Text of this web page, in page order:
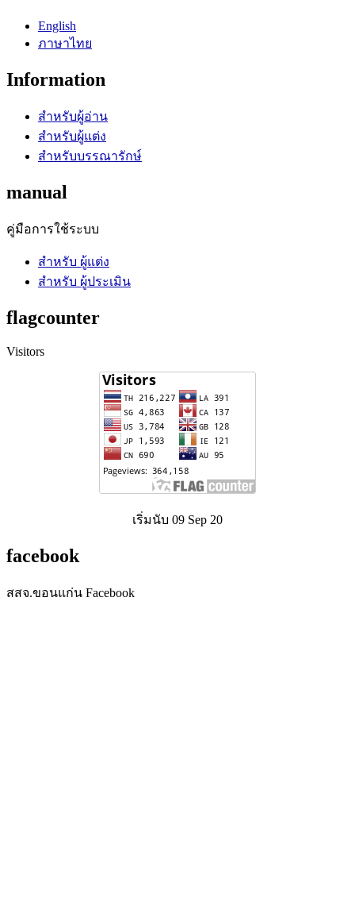
English
ภาษาไทย
Information
สำหรับผู้อ่าน
สำหรับผู้แต่ง
สำหรับบรรณารักษ์
manual
คู่มือการใช้ระบบ
สำหรับ ผู้แต่ง
สำหรับ ผู้ประเมิน
flagcounter
Visitors
เริ่มนับ 09 Sep 20
facebook
สสจ.ขอนแก่น Facebook